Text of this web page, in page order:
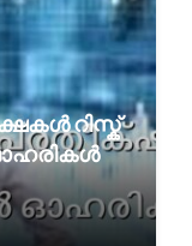
റിസ്ക്
ഓഹരികൾ